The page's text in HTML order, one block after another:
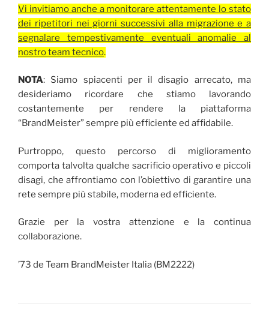
Vi invitiamo anche a monitorare attentamente lo stato
dei ripetitori nei giorni successivi alla migrazione e a
segnalare tempestivamente eventuali anomalie al
nostro team tecnico.
NOTA: Siamo spiacenti per il disagio arrecato, ma
desideriamo ricordare che stiamo lavorando
costantemente per rendere la piattaforma
“BrandMeister” sempre più efficiente ed affidabile.
Purtroppo, questo percorso di miglioramento
comporta talvolta qualche sacrificio operativo e piccoli
disagi, che affrontiamo con l’obiettivo di garantire una
rete sempre più stabile, moderna ed efficiente.
Grazie per la vostra attenzione e la continua
collaborazione.
’73 de Team BrandMeister Italia (BM2222)